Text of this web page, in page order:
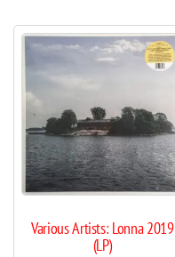
Various Artists: Lonna 2019
(LP)